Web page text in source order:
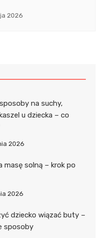
2026
na suchy,
u dziecka – co
2026
masę solną – krok po
2026
dziecko wiązać buty –
sposoby